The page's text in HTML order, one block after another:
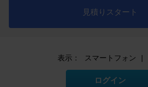
見積りスタート
表示： スマートフォン |
ログイン